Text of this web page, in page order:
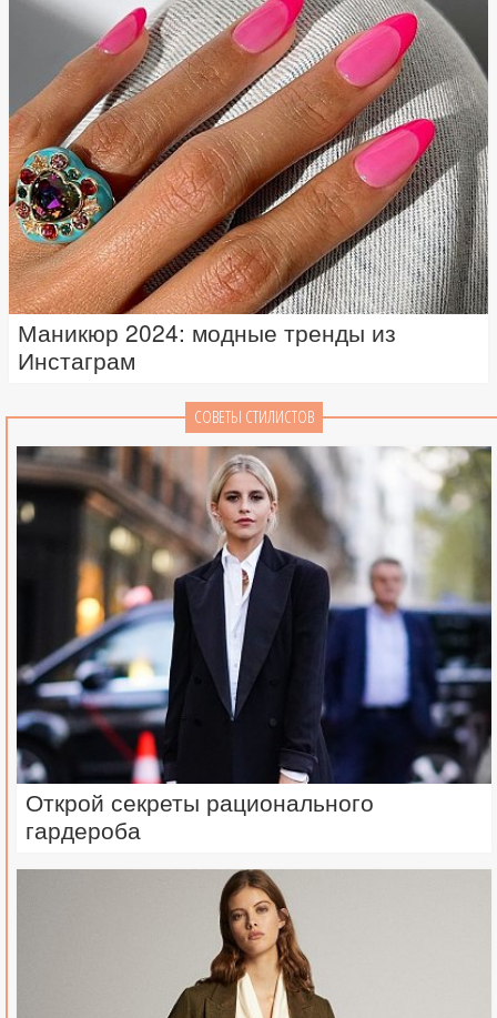
Маникюр 2024: модные тренды из
Инстаграм
СОВЕТЫ СТИЛИСТОВ
Открой секреты рационального
гардероба